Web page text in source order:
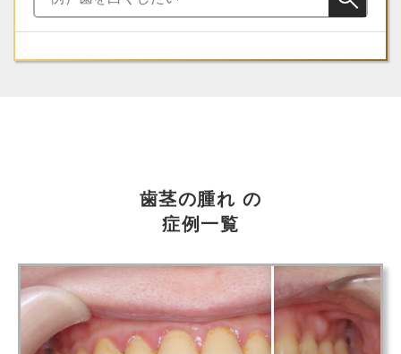
歯茎の腫れ の
症例一覧